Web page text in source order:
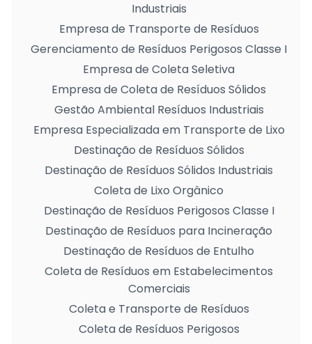
Industriais
Empresa de Transporte de Resíduos
Gerenciamento de Resíduos Perigosos Classe I
Empresa de Coleta Seletiva
Empresa de Coleta de Resíduos Sólidos
Gestão Ambiental Resíduos Industriais
Empresa Especializada em Transporte de Lixo
Destinação de Resíduos Sólidos
Destinação de Resíduos Sólidos Industriais
Coleta de Lixo Orgânico
Destinação de Resíduos Perigosos Classe I
Destinação de Resíduos para Incineração
Destinação de Resíduos de Entulho
Coleta de Resíduos em Estabelecimentos
Comerciais
Coleta e Transporte de Resíduos
Coleta de Resíduos Perigosos